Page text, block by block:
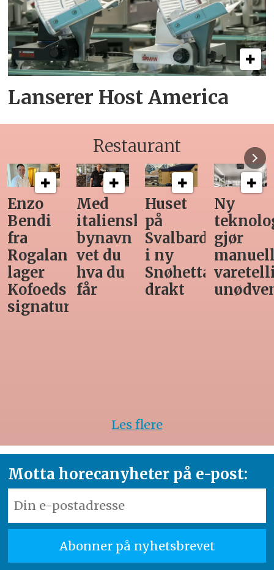
Lanserer Host America
Restaurant
Enzo
Bendi
fra
Rogaland
lager
Kofoeds
signaturrett
Med
italiensk
bynavn
vet du
hva du
får
Huset
på
Svalbard
i ny
Snøhetta-
drakt
Ny
gjør
Les flere
Motta horecanyheter på e-post: